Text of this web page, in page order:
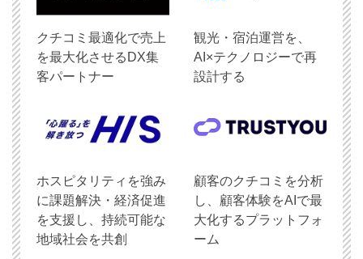
クチコミ最適化で売上
を最大化させるDX集
客パートナー
観光・宿泊運営を、
AI×テクノロジーで再
設計する
ホスピタリティを強み
に課題解決・経済促進
を支援し、持続可能な
地域社会を共創
顧客のクチコミを分析
し、顧客体験をAIで最
大化するプラットフォ
ーム